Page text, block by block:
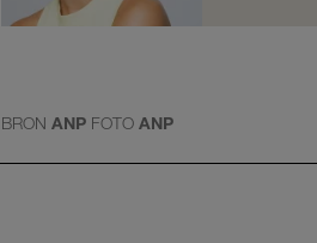
BRON ANP FOTO ANP